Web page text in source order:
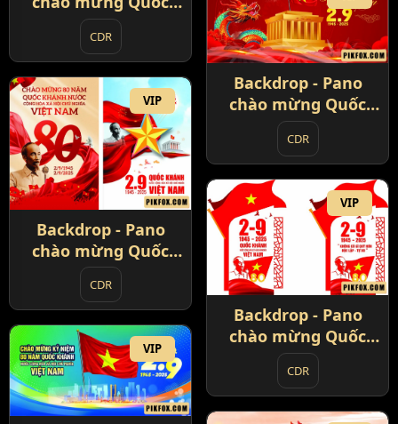
Khánh 2-9 (2)
CDR
Backdrop - Pano
chào mừng Quốc
Khánh 2-9 (3)
CDR
VIP
Backdrop - Pano
chào mừng Quốc
Khánh 2-9 (4)
CDR
VIP
Backdrop - Pano
chào mừng Quốc
Khánh 2-9 (5)
CDR
VIP